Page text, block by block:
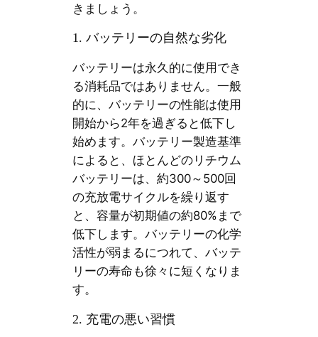
きましょう。
1. バッテリーの自然な劣化
バッテリーは永久的に使用でき
る消耗品ではありません。一般
的に、バッテリーの性能は使用
開始から2年を過ぎると低下し
始めます。バッテリー製造基準
によると、ほとんどのリチウム
バッテリーは、約300～500回
の充放電サイクルを繰り返す
と、容量が初期値の約80%まで
低下します。バッテリーの化学
活性が弱まるにつれて、バッテ
リーの寿命も徐々に短くなりま
す。
2. 充電の悪い習慣